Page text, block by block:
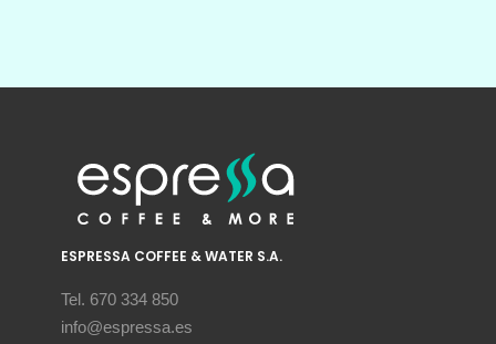
ESPRESSA COFFEE & WATER S.A.
Tel. 670 334 850
info@espressa.es